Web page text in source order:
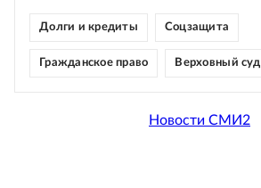
Долги и кредиты Соцзащита
Гражданское право Верховный суд
Новости СМИ2